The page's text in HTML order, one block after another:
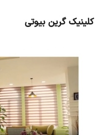
کلینیک گرین بیوتی